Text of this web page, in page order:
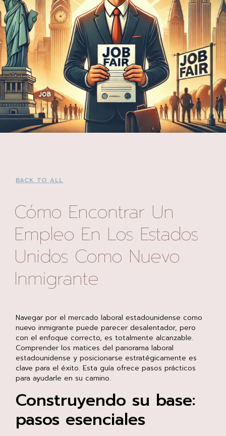
BACK TO ALL
Cómo Encontrar Un
Empleo En Los Estados
Unidos Como Nuevo
Inmigrante
Navegar por el mercado laboral estadounidense como
nuevo inmigrante puede parecer desalentador, pero
con el enfoque correcto, es totalmente alcanzable.
Comprender los matices del panorama laboral
estadounidense y posicionarse estratégicamente es
clave para el éxito. Esta guía ofrece pasos prácticos
para ayudarle en su camino.
Construyendo su base:
pasos esenciales